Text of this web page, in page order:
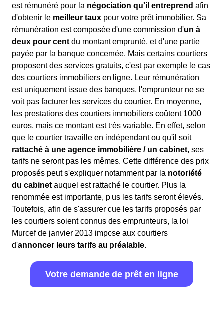
est rémunéré pour la négociation qu'il entreprend afin
d'obtenir le meilleur taux pour votre prêt immobilier. Sa
rémunération est composée d'une commission d'un à
deux pour cent du montant emprunté, et d'une partie
payée par la banque concernée. Mais certains courtiers
proposent des services gratuits, c'est par exemple le cas
des courtiers immobiliers en ligne. Leur rémunération
est uniquement issue des banques, l'emprunteur ne se
voit pas facturer les services du courtier. En moyenne,
les prestations des courtiers immobiliers coûtent 1000
euros, mais ce montant est très variable. En effet, selon
que le courtier travaille en indépendant ou qu'il soit
rattaché à une agence immobilière / un cabinet, ses
tarifs ne seront pas les mêmes. Cette différence des prix
proposés peut s'expliquer notamment par la notoriété
du cabinet auquel est rattaché le courtier. Plus la
renommée est importante, plus les tarifs seront élevés.
Toutefois, afin de s'assurer que les tarifs proposés par
les courtiers soient connus des emprunteurs, la loi
Murcef de janvier 2013 impose aux courtiers
d'annoncer leurs tarifs au préalable.
Votre demande de prêt en ligne